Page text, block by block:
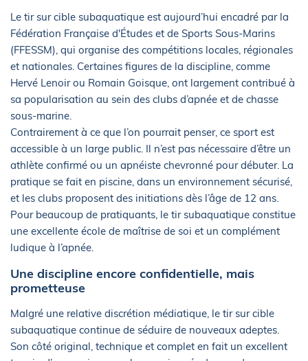
Le tir sur cible subaquatique est aujourd’hui encadré par la
Fédération Française d'Études et de Sports Sous-Marins
(FFESSM), qui organise des compétitions locales, régionales
et nationales. Certaines figures de la discipline, comme
Hervé Lenoir ou Romain Goisque, ont largement contribué à
sa popularisation au sein des clubs d’apnée et de chasse
sous-marine.
Contrairement à ce que l’on pourrait penser, ce sport est
accessible à un large public. Il n’est pas nécessaire d’être un
athlète confirmé ou un apnéiste chevronné pour débuter. La
pratique se fait en piscine, dans un environnement sécurisé,
et les clubs proposent des initiations dès l’âge de 12 ans.
Pour beaucoup de pratiquants, le tir subaquatique constitue
une excellente école de maîtrise de soi et un complément
ludique à l’apnée.
Une discipline encore confidentielle, mais
prometteuse
Malgré une relative discrétion médiatique, le tir sur cible
subaquatique continue de séduire de nouveaux adeptes.
Son côté original, technique et complet en fait un excellent